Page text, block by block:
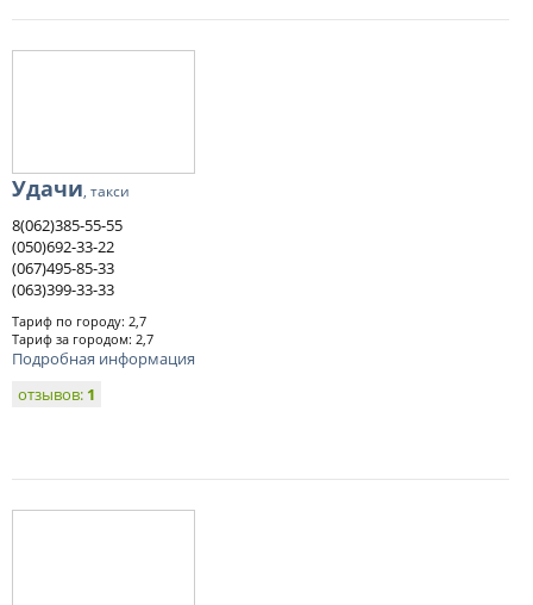
Удачи, такси
8(062)385-55-55
(050)692-33-22
(067)495-85-33
(063)399-33-33
Тариф по городу: 2,7
Тариф за городом: 2,7
Подробная информация
отзывов: 1